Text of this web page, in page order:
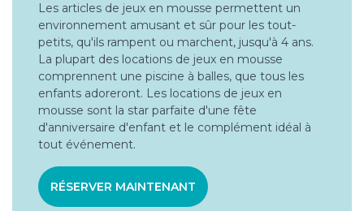
Les articles de jeux en mousse permettent un
environnement amusant et sûr pour les tout-
petits, qu'ils rampent ou marchent, jusqu'à 4 ans.
La plupart des locations de jeux en mousse
comprennent une piscine à balles, que tous les
enfants adoreront. Les locations de jeux en
mousse sont la star parfaite d'une fête
d'anniversaire d'enfant et le complément idéal à
tout événement.
RÉSERVER MAINTENANT